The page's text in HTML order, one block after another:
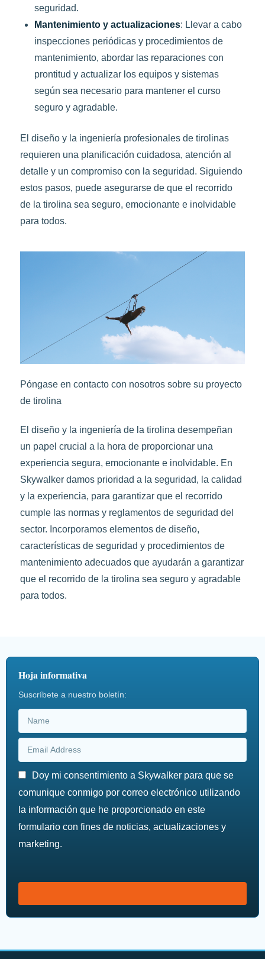
seguridad.
Mantenimiento y actualizaciones: Llevar a cabo
inspecciones periódicas y procedimientos de
mantenimiento, abordar las reparaciones con
prontitud y actualizar los equipos y sistemas
según sea necesario para mantener el curso
seguro y agradable.
El diseño y la ingeniería profesionales de tirolinas
requieren una planificación cuidadosa, atención al
detalle y un compromiso con la seguridad. Siguiendo
estos pasos, puede asegurarse de que el recorrido
de la tirolina sea seguro, emocionante e inolvidable
para todos.
Póngase en contacto con nosotros sobre su proyecto
de tirolina
El diseño y la ingeniería de la tirolina desempeñan
un papel crucial a la hora de proporcionar una
experiencia segura, emocionante e inolvidable. En
Skywalker damos prioridad a la seguridad, la calidad
y la experiencia, para garantizar que el recorrido
cumple las normas y reglamentos de seguridad del
sector. Incorporamos elementos de diseño,
características de seguridad y procedimientos de
mantenimiento adecuados que ayudarán a garantizar
que el recorrido de la tirolina sea seguro y agradable
para todos.
Hoja informativa
Suscríbete a nuestro boletín:
Doy mi consentimiento a Skywalker para que se
comunique conmigo por correo electrónico utilizando
la información que he proporcionado en este
formulario con fines de noticias, actualizaciones y
marketing.